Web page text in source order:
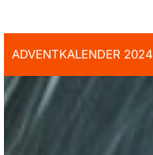
ADVENTKALENDER 2024